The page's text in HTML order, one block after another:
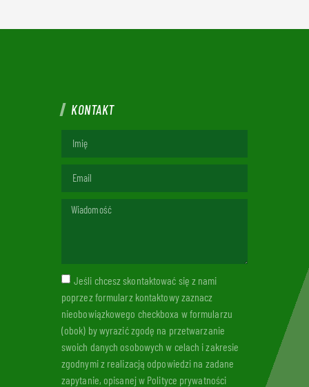
KONTAKT
Jeśli chcesz skontaktować się z nami
poprzez formularz kontaktowy zaznacz
nieobowiązkowego checkboxa w formularzu
(obok) by wyrazić zgodę na przetwarzanie
swoich danych osobowych w celach i zakresie
zgodnymi z realizacją odpowiedzi na zadane
zapytanie, opisanej w Polityce prywatności